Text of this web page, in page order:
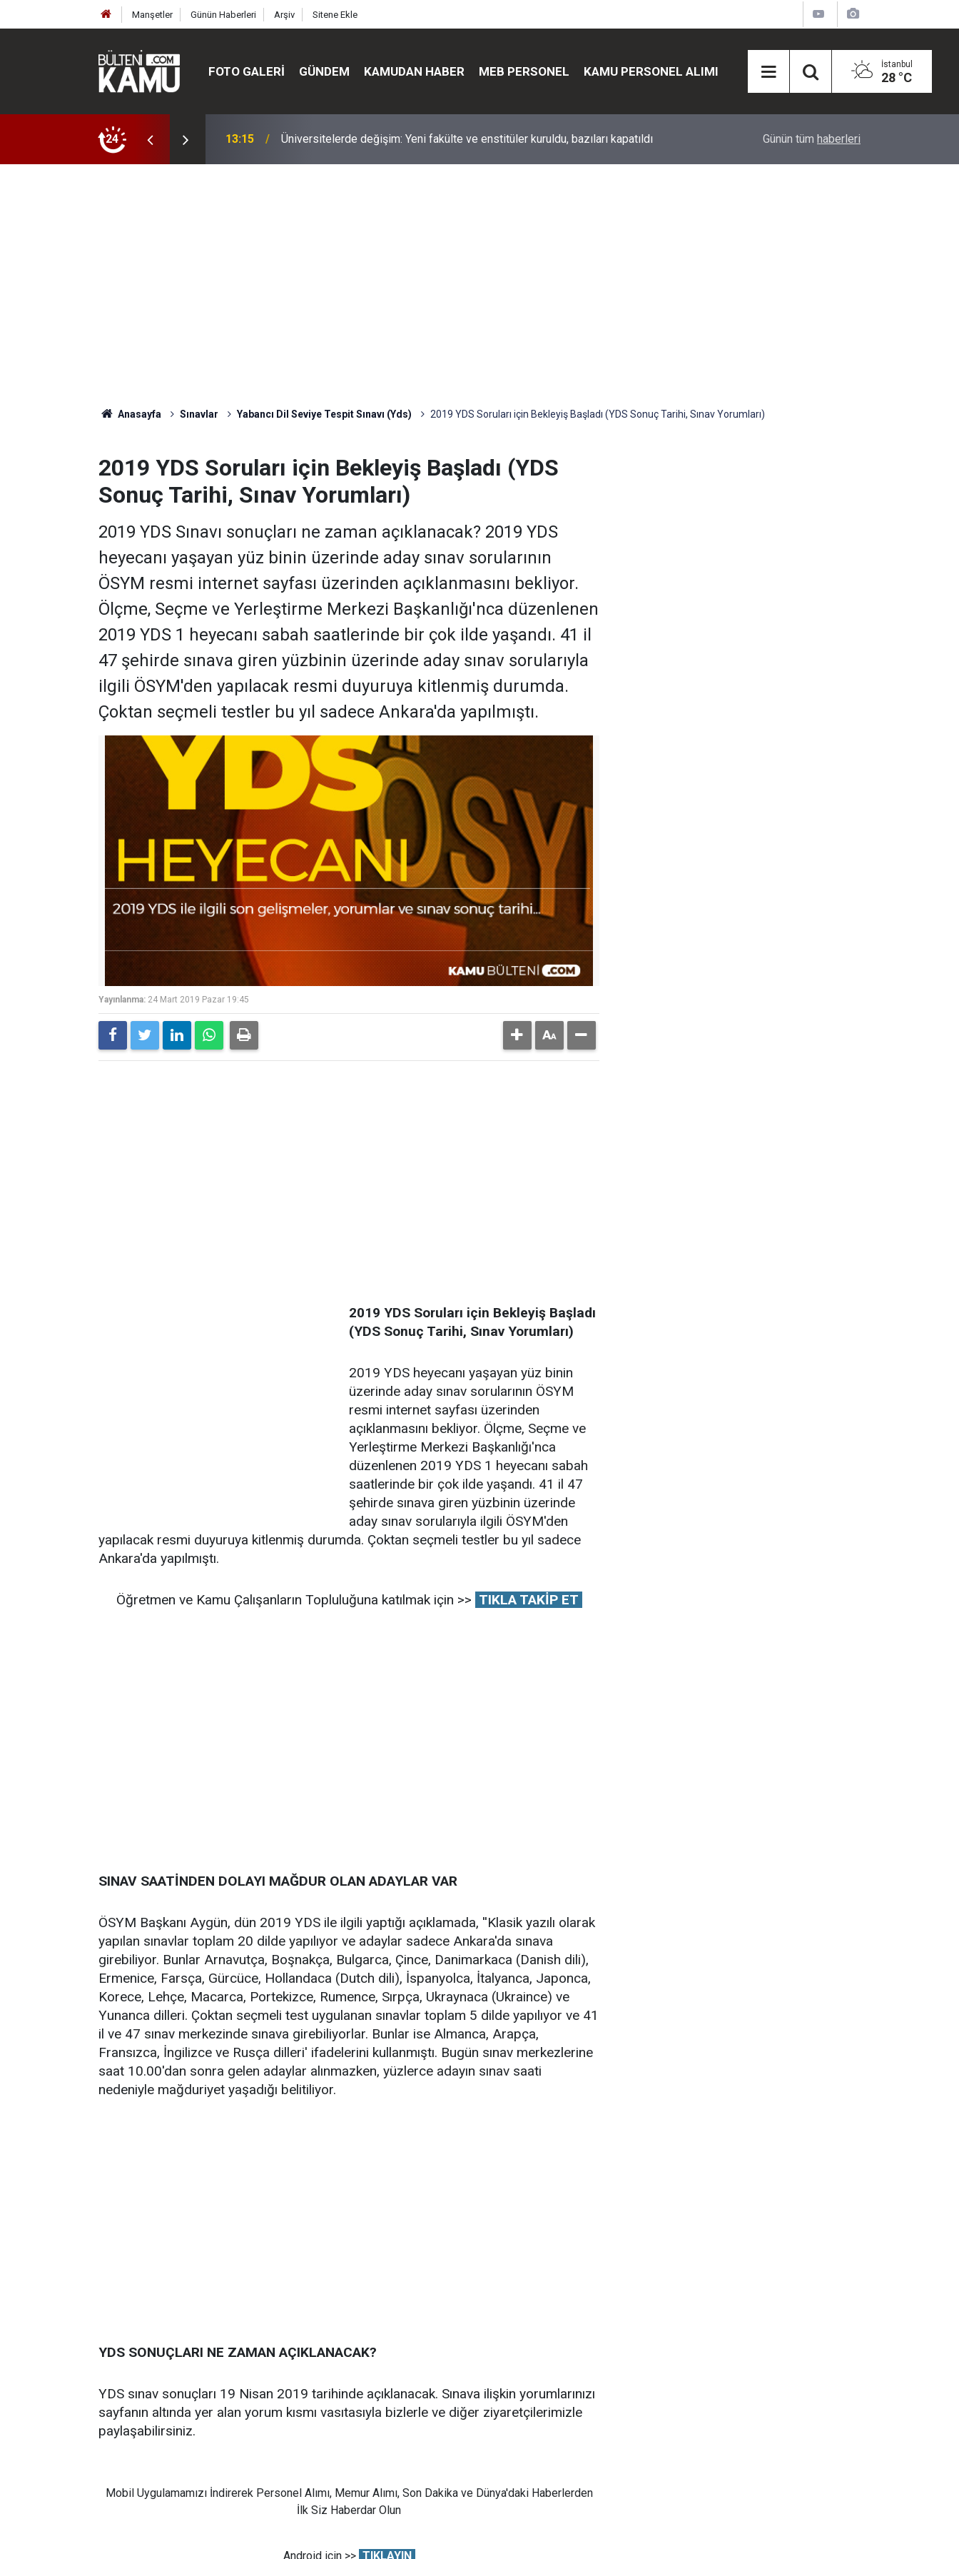
Manşetler Günün Haberleri Arşiv Sitene Ekle
FOTO GALERI GÜNDEM KAMUDAN HABER MEB PERSONEL KAMU PERSONEL ALIMI İstanbul
28 °C
24
ve enstitüler kuruldu, bazıları kapatıldı 13:00 MEB’de üst düzey değişim: Genel müdürler değişti, yeni isimler atandı Eğiti Bir Sen'den Kadınlar İçin Olay Teklif:
Günün tüm haberleri
Anasayfa Sınavlar Yabancı Dil Seviye Tespit Sınavı (Yds) 2019 YDS Soruları için Bekleyiş Başladı (YDS Sonuç Tarihi, Sınav Yorumları)
2019 YDS Soruları için Bekleyiş Başladı (YDS
Sonuç Tarihi, Sınav Yorumları)
2019 YDS Sınavı sonuçları ne zaman açıklanacak? 2019 YDS
heyecanı yaşayan yüz binin üzerinde aday sınav sorularının
ÖSYM resmi internet sayfası üzerinden açıklanmasını bekliyor.
Ölçme, Seçme ve Yerleştirme Merkezi Başkanlığı'nca düzenlenen
2019 YDS 1 heyecanı sabah saatlerinde bir çok ilde yaşandı. 41 il
47 şehirde sınava giren yüzbinin üzerinde aday sınav sorularıyla
ilgili ÖSYM'den yapılacak resmi duyuruya kitlenmiş durumda.
Çoktan seçmeli testler bu yıl sadece Ankara'da yapılmıştı.
Yayınlanma: 24 Mart 2019 Pazar 19:45
2019 YDS Soruları için Bekleyiş Başladı
(YDS Sonuç Tarihi, Sınav Yorumları)
2019 YDS heyecanı yaşayan yüz binin
üzerinde aday sınav sorularının ÖSYM
resmi internet sayfası üzerinden
açıklanmasını bekliyor. Ölçme, Seçme ve
Yerleştirme Merkezi Başkanlığı'nca
düzenlenen 2019 YDS 1 heyecanı sabah
saatlerinde bir çok ilde yaşandı. 41 il 47
şehirde sınava giren yüzbinin üzerinde
aday sınav sorularıyla ilgili ÖSYM'den
yapılacak resmi duyuruya kitlenmiş durumda. Çoktan seçmeli testler bu yıl sadece
Ankara'da yapılmıştı.
Öğretmen ve Kamu Çalışanların Topluluğuna katılmak için >> TIKLA TAKİP ET
SINAV SAATİNDEN DOLAYI MAĞDUR OLAN ADAYLAR VAR
ÖSYM Başkanı Aygün, dün 2019 YDS ile ilgili yaptığı açıklamada, ''Klasik yazılı olarak
yapılan sınavlar toplam 20 dilde yapılıyor ve adaylar sadece Ankara'da sınava
girebiliyor. Bunlar Arnavutça, Boşnakça, Bulgarca, Çince, Danimarkaca (Danish dili),
Ermenice, Farsça, Gürcüce, Hollandaca (Dutch dili), İspanyolca, İtalyanca, Japonca,
Korece, Lehçe, Macarca, Portekizce, Rumence, Sırpça, Ukraynaca (Ukraince) ve
Yunanca dilleri. Çoktan seçmeli test uygulanan sınavlar toplam 5 dilde yapılıyor ve 41
il ve 47 sınav merkezinde sınava girebiliyorlar. Bunlar ise Almanca, Arapça,
Fransızca, İngilizce ve Rusça dilleri' ifadelerini kullanmıştı. Bugün sınav merkezlerine
saat 10.00'dan sonra gelen adaylar alınmazken, yüzlerce adayın sınav saati
nedeniyle mağduriyet yaşadığı belitiliyor.
YDS SONUÇLARI NE ZAMAN AÇIKLANACAK?
YDS sınav sonuçları 19 Nisan 2019 tarihinde açıklanacak. Sınava ilişkin yorumlarınızı
sayfanın altında yer alan yorum kısmı vasıtasıyla bizlerle ve diğer ziyaretçilerimizle
paylaşabilirsiniz.
Mobil Uygulamamızı İndirerek Personel Alımı, Memur Alımı, Son Dakika ve Dünya'daki Haberlerden
İlk Siz Haberdar Olun
Android için >> TIKLAYIN